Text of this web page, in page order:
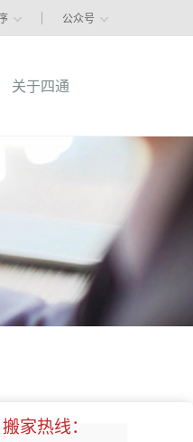
公众号
关于四通
搬家热线：